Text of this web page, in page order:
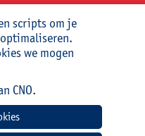
regelgeving.
van het voeren
doelstellingen van
verschillende
hebben en je kan
scripts om je
we mogen
CNO.